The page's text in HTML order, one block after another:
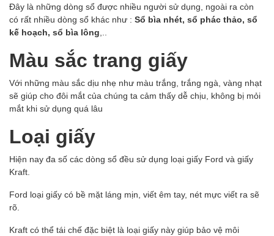
Đây là những dòng sổ được nhiều người sử dụng, ngoài ra còn
có rất nhiều dòng sổ khác như : Sổ bìa nhét, sổ phác thảo, sổ
kế hoạch, sổ bìa lông
Màu sắc trang giấy
Với những màu sắc dịu nhẹ như màu trắng, trắng ngà, vàng nhạt
sẽ giúp cho đôi mắt của chúng ta cảm thấy dễ chịu, không bị mỏi
mắt khi sử dụng quá lâu
Loại giấy
Hiện nay đa số các dòng sổ đều sử dụng loại giấy Ford và giấy
Kraft.
Ford loại giấy có bề mặt láng mịn, viết êm tay, nét mực viết ra sẽ
rõ.
Kraft có thể tái chế đặc biệt là loại giấy này giúp bảo vệ môi